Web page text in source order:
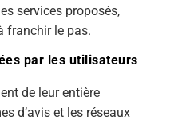
services proposés,
franchir le pas.
par les utilisateurs
de leur entière
d’avis et les réseaux